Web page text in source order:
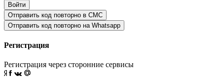
Войти
Отправить код повторно в СМС
Отправить код повторно на Whatsapp
Регистрация
Регистрация через сторонние сервисы